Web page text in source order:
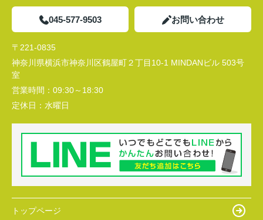
045-577-9503 お問い合わせ
〒221-0835
神奈川県横浜市神奈川区鶴屋町２丁目10-1 MINDANビル 503号
室
営業時間： 09:30～18:30
定休日： 水曜日
トップページ